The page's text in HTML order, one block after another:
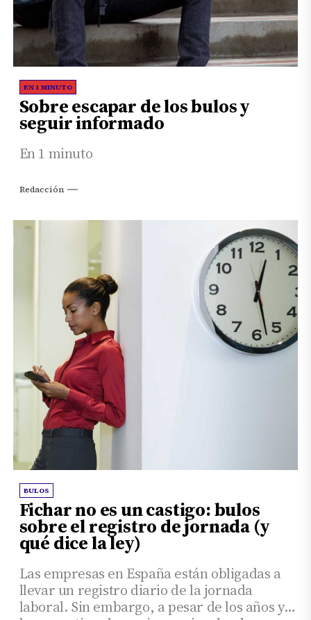
EN 1 MINUTO
Sobre escapar de los bulos y
seguir informado
En 1 minuto
Redacción
BULOS
Fichar no es un castigo: bulos
sobre el registro de jornada (y
qué dice la ley)
Las empresas en España están obligadas a
llevar un registro diario de la jornada
laboral. Sin embargo, a pesar de los años y